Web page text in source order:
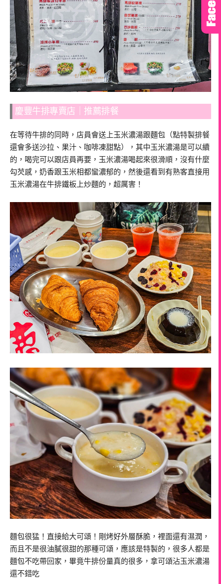
慶豐牛排專賣店｜推薦排餐
在等待牛排的同時，店員會送上玉米濃湯跟麵包（點特製排餐
還會多送沙拉、果汁、咖啡凍甜點），其中玉米濃湯是可以續
的，喝完可以跟店員再要，玉米濃湯喝起來很滑順，沒有什麼
勾芡感，奶香跟玉米相都蠻濃郁的，然後還看到有熟客直接用
玉米濃湯在牛排鐵板上炒麵的，超厲害！
麵包很猛！直接給大可頌！剛烤好外層酥脆，裡面還有濕潤，
而且不是很油膩很甜的那種可頌，應該是特製的，很多人都是
麵包不吃帶回家，畢竟牛排份量真的很多，拿可頌沾玉米濃湯
還不錯吃